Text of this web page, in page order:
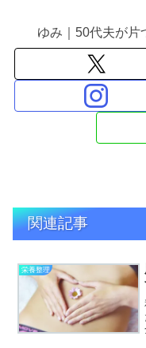
ゆみ｜50代夫が片
関連記事
栄養整理